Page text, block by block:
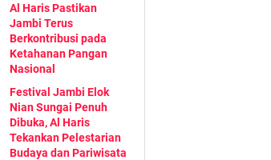
Al Haris Pastikan
Jambi Terus
Berkontribusi pada
Ketahanan Pangan
Nasional
Festival Jambi Elok
Nian Sungai Penuh
Dibuka, Al Haris
Tekankan Pelestarian
Budaya dan Pariwisata